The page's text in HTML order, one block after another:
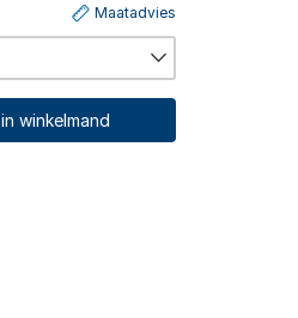
Maatadvies
in winkelmand